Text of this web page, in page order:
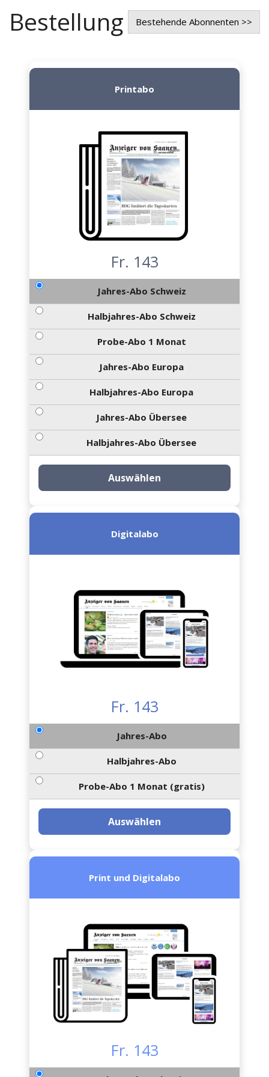
Bestellung Bestehende Abonnenten >>
Printabo
Fr. 143
Jahres-Abo Schweiz
Halbjahres-Abo Schweiz
Probe-Abo 1 Monat
Jahres-Abo Europa
Halbjahres-Abo Europa
Jahres-Abo Übersee
Halbjahres-Abo Übersee
Auswählen
Digitalabo
Fr. 143
Jahres-Abo
Halbjahres-Abo
Probe-Abo 1 Monat (gratis)
Auswählen
Print und Digitalabo
Fr. 143